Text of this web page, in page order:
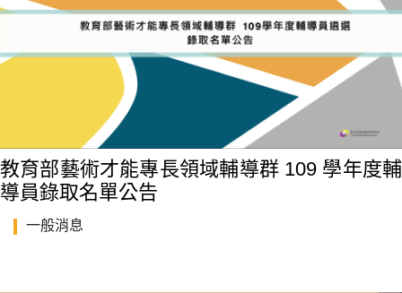
教育部藝術才能專長領域輔導群 109 學年度輔
導員錄取名單公告
一般消息